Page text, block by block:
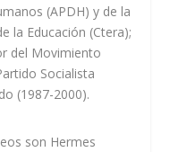
(APDH) y de la
la Educación (Ctera);
del Movimiento
Socialista
(1987-2000).
son Hermes